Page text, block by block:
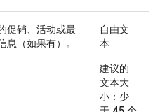
促销、活动或最
息（如果有）。
自由文
本
建议的
文本大
小：少